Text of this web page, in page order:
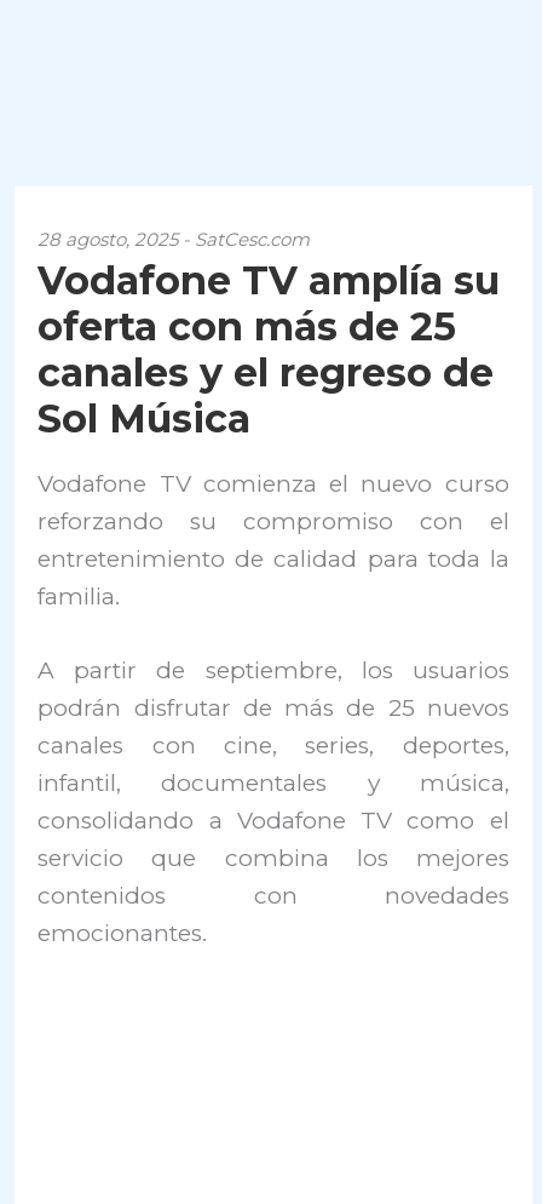
28 agosto, 2025 - SatCesc.com
Vodafone TV amplía su
oferta con más de 25
canales y el regreso de
Sol Música
Vodafone TV comienza el nuevo curso
reforzando su compromiso con el
entretenimiento de calidad para toda la
familia.
A partir de septiembre, los usuarios
podrán disfrutar de más de 25 nuevos
canales con cine, series, deportes,
infantil, documentales y música,
consolidando a Vodafone TV como el
servicio que combina los mejores
contenidos con novedades
emocionantes.